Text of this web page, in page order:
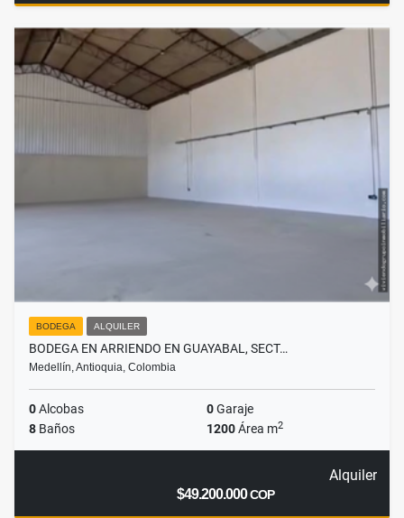
BODEGA ALQUILER
BODEGA EN ARRIENDO EN GUAYABAL, SECT…
Medellín, Antioquia, Colombia
0Alcobas 0Garaje
8 Baños 1200Área m2
Alquiler
$49.200.000COP